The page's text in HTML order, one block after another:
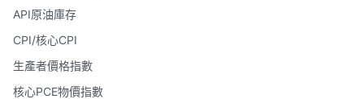
API原油庫存
CPI/核心CPI
生產者價格指數
核心PCE物價指數